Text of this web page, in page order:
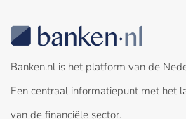
Banken.nl is het platform van de
Een centraal informatiepunt met het
van de financiële sector.